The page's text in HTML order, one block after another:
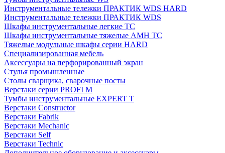
Инструментальные тележки ПРАКТИК WDS HARD
Инструментальные тележки ПРАКТИК WDS
Шкафы инструментальные легкие ТС
Шкафы инструментальные тяжелые AMH TC
Тяжелые модульные шкафы серии HARD
Cпециализированная мебель
Аксессуары на перфорированный экран
Стулья промышленные
Столы сварщика, сварочные посты
Верстаки серии PROFI M
Тумбы инструментальные EXPERT T
Верстаки Constructor
Верстаки Fabrik
Верстаки Mechanic
Верстаки Self
Верстаки Technic